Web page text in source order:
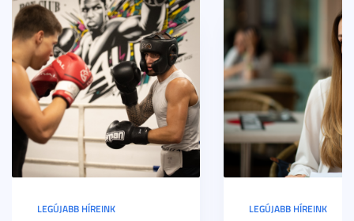
LEGÚJABB HÍREINK LEGÚJABB HÍREINK